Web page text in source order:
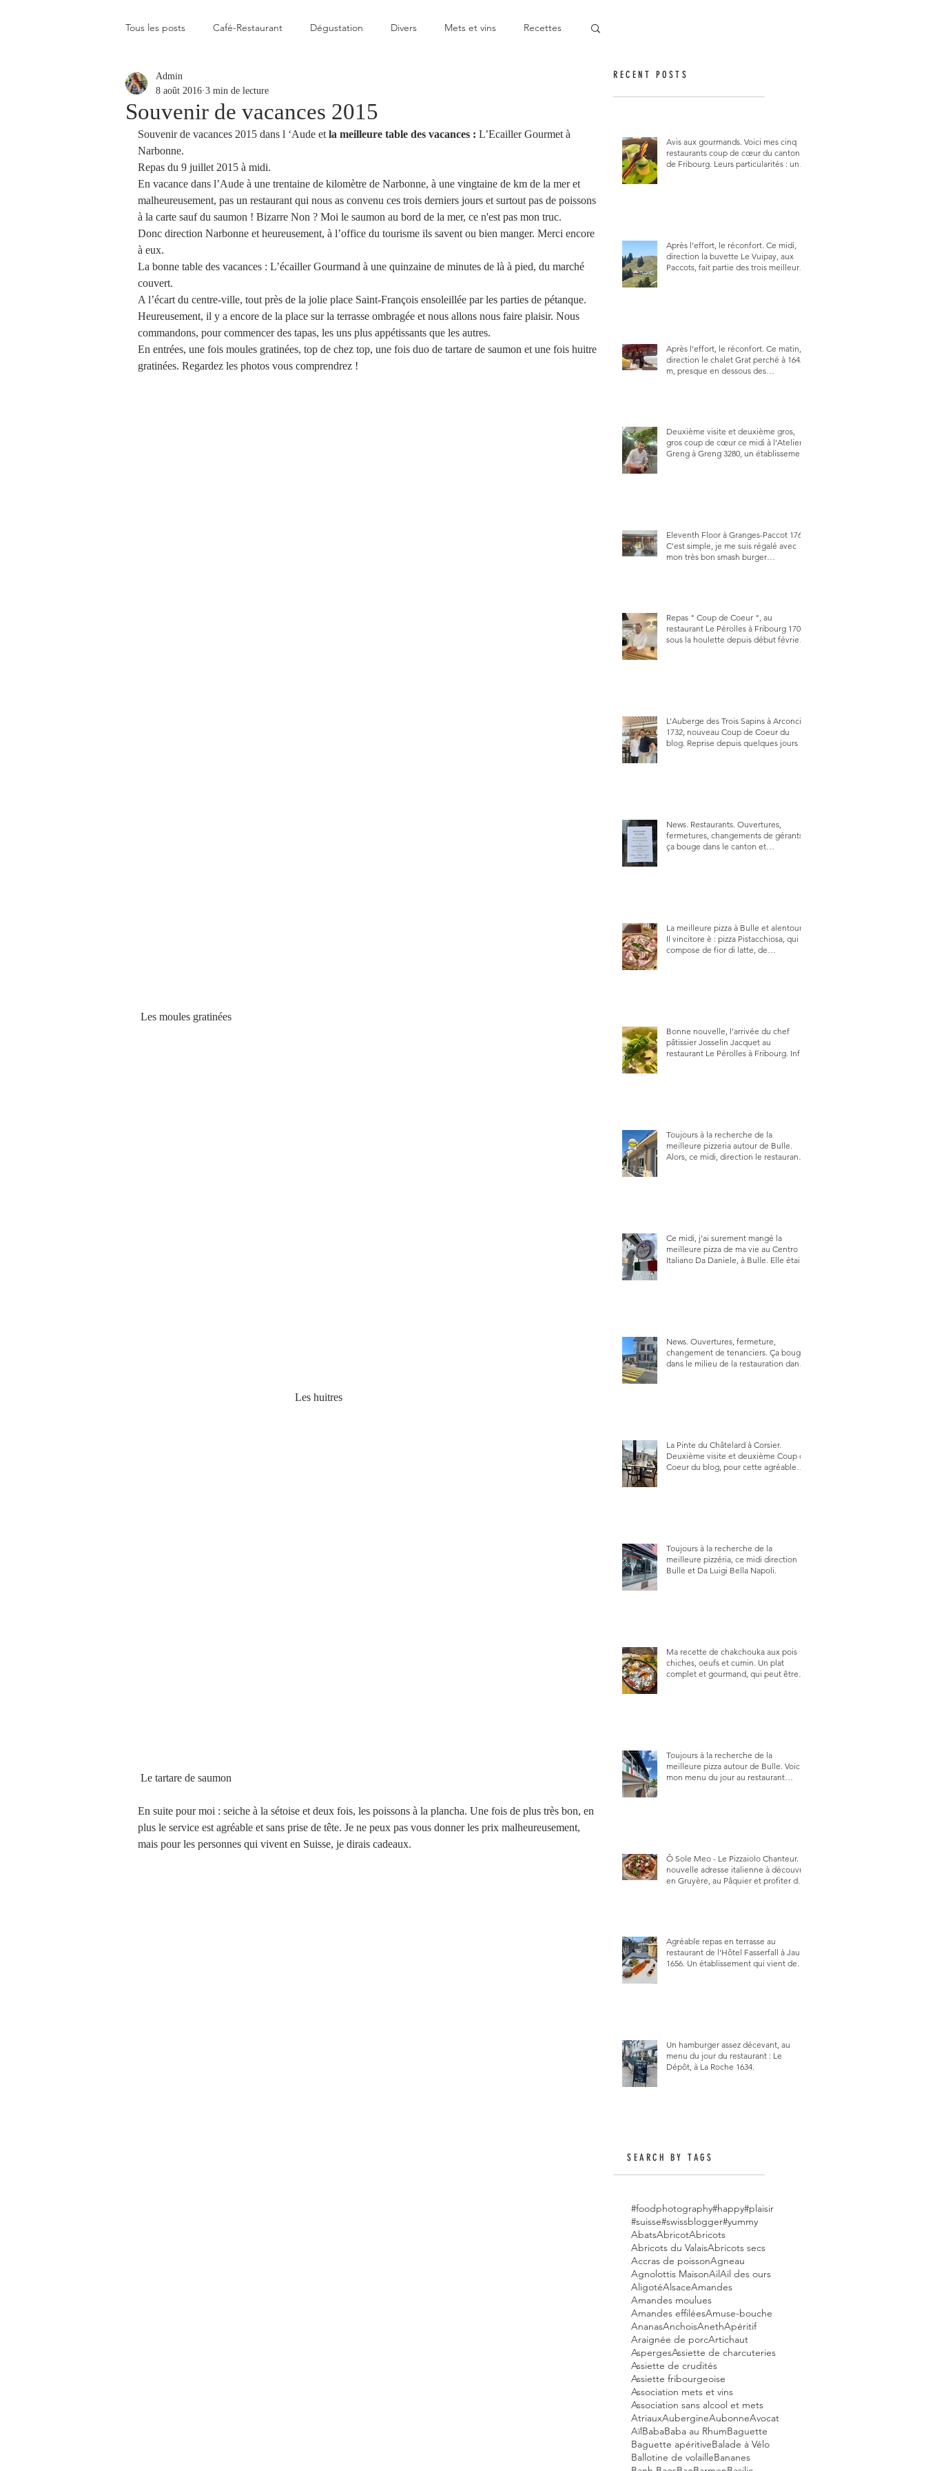
Tous les posts Café-Restaurant Dégustation Divers Mets et vins Recettes
Elevé
Coup de coeur Un flop à vite oublier Décevant Semie-gastronomique
Bistronomie Coup de gueule
Plats en photos
Qui c'est celui-là ? Recette végétarienne Recette végan Cuisine du monde
Brioches et boulange
Souvenir de vacances 2015
Admin
8 août 2016 3 min de lecture
Souvenir de vacances 2015 dans l ‘Aude et la meilleure table des vacances : L’Ecailler Gourmet à
Narbonne.
Repas du 9 juillet 2015 à midi.
En vacance dans l’Aude à une trentaine de kilomètre de Narbonne, à une vingtaine de km de la mer et
malheureusement, pas un restaurant qui nous as convenu ces trois derniers jours et surtout pas de poissons
à la carte sauf du saumon ! Bizarre Non ? Moi le saumon au bord de la mer, ce n'est pas mon truc.
Donc direction Narbonne et heureusement, à l’office du tourisme ils savent ou bien manger. Merci encore
à eux.
La bonne table des vacances : L’écailler Gourmand à une quinzaine de minutes de là à pied, du marché
couvert.
A l’écart du centre-ville, tout près de la jolie place Saint-François ensoleillée par les parties de pétanque.
Heureusement, il y a encore de la place sur la terrasse ombragée et nous allons nous faire plaisir. Nous
commandons, pour commencer des tapas, les uns plus appétissants que les autres.
En entrées, une fois moules gratinées, top de chez top, une fois duo de tartare de saumon et une fois huitre
gratinées. Regardez les photos vous comprendrez !
Les moules gratinées
                                                         Les huitres
Le tartare de saumon
En suite pour moi : seiche à la sétoise et deux fois, les poissons à la plancha. Une fois de plus très bon, en
plus le service est agréable et sans prise de tête. Je ne peux pas vous donner les prix malheureusement,
mais pour les personnes qui vivent en Suisse, je dirais cadeaux.
RECENT POSTS
Avis aux gourmands. Voici mes cinq
restaurants coup de cœur du canton
de Fribourg. Leurs particularités : un
Après l’effort, le réconfort. Ce midi,
direction la buvette Le Vuipay, aux
Paccots, fait partie des trois meilleures
Après l’effort, le réconfort. Ce matin,
direction le chalet Grat perché à 1642
m, presque en dessous des
Deuxième visite et deuxième gros,
gros coup de cœur ce midi à l'Atelier
Greng à Greng 3280, un établissement
Eleventh Floor à Granges-Paccot 1763.
C'est simple, je me suis régalé avec
mon très bon smash burger
Repas " Coup de Coeur ", au
restaurant Le Pérolles à Fribourg 1700,
sous la houlette depuis début février
L’Auberge des Trois Sapins à Arconciel
1732, nouveau Coup de Coeur du
blog. Reprise depuis quelques jours (le
News. Restaurants. Ouvertures,
fermetures, changements de gérants,
ça bouge dans le canton et
La meilleure pizza à Bulle et alentour.
Il vincitore è : pizza Pistacchiosa, qui se
compose de fior di latte, de
Bonne nouvelle, l’arrivée du chef
pâtissier Josselin Jacquet au
restaurant Le Pérolles à Fribourg. Info
Toujours à la recherche de la
meilleure pizzeria autour de Bulle.
Alors, ce midi, direction le restaurant
Ce midi, j’ai surement mangé la
meilleure pizza de ma vie au Centro
Italiano Da Daniele, à Bulle. Elle était
News. Ouvertures, fermeture,
changement de tenanciers. Ça bouge
dans le milieu de la restauration dans
La Pinte du Châtelard à Corsier.
Deuxième visite et deuxième Coup de
Coeur du blog, pour cette agréable
Toujours à la recherche de la
meilleure pizzéria, ce midi direction
Bulle et Da Luigi Bella Napoli.
Ma recette de chakchouka aux pois
chiches, oeufs et cumin. Un plat
complet et gourmand, qui peut être
Toujours à la recherche de la
meilleure pizza autour de Bulle. Voici
mon menu du jour au restaurant
Ô Sole Meo - Le Pizzaiolo Chanteur. La
nouvelle adresse italienne à découvrir
en Gruyère, au Pâquier et profiter des
Agréable repas en terrasse au
restaurant de l'Hôtel Fasserfall à Jaun
1656. Un établissement qui vient de
Un hamburger assez décevant, au
menu du jour du restaurant : Le
Dépôt, à La Roche 1634.
SEARCH BY TAGS
#foodphotography#happy#plaisir
#suisse#swissblogger#yummy
AbatsAbricotAbricots
Abricots du ValaisAbricots secs
Accras de poissonAgneau
Agnolottis MaisonAilAil des ours
AligotéAlsaceAmandes
Amandes moulues
Amandes effiléesAmuse-bouche
AnanasAnchoisAnethApéritif
Araignée de porcArtichaut
AspergesAssiette de charcuteries
Assiette de crudités
Assiette fribourgeoise
Association mets et vins
Association sans alcool et mets
AtriauxAubergineAubonneAvocat
AïlBabaBaba au RhumBaguette
Baguette apéritiveBalade à Vélo
Ballotine de volailleBananes